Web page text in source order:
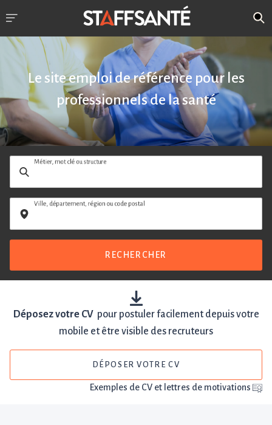
Le site emploi de référence pour les
professionnels de la santé
Métier, mot clé ou structure
Ville, département, région ou code postal
RECHERCHER
Déposez votre CVpour postuler facilement depuis votre
mobile et être visible des recruteurs
DÉPOSER VOTRE CV
Exemples de CV et lettres de motivations